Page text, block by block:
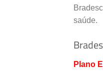
saúde.
Plano